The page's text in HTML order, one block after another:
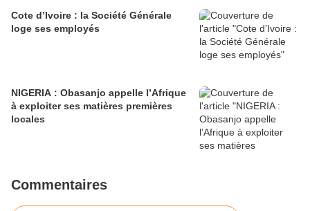
Cote d’Ivoire : la Société Générale
loge ses employés
NIGERIA : Obasanjo appelle l’Afrique
à exploiter ses matières premières
locales
Commentaires